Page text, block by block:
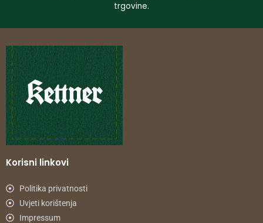
trgovine.
Korisni linkovi
Politika privatnosti
Uvjeti korištenja
Impressum